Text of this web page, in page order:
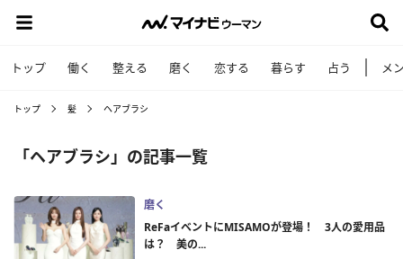
トップ 働く 整える 磨く 恋する 暮らす 占う メ
トップ 髪 ヘアブラシ
「ヘアブラシ」の記事一覧
磨く
ReFaイベントにMISAMOが登場！ 3人の愛用品
は？ 美の...